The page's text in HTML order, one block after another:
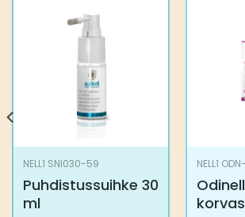
NELL1 SNI030-59
Puhdistussuihke 30
ml
NELL1
Odinell